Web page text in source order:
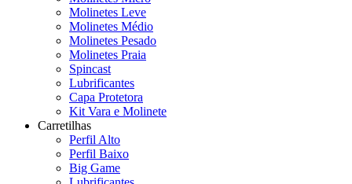
Molinetes Leve
Molinetes Médio
Molinetes Pesado
Molinetes Praia
Spincast
Lubrificantes
Capa Protetora
Kit Vara e Molinete
Carretilhas
Perfil Alto
Perfil Baixo
Big Game